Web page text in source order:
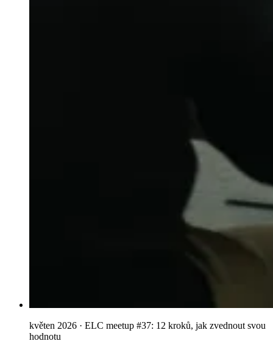
květen 2026 · ELC meetup #37: 12 kroků, jak zvednout svou
hodnotu